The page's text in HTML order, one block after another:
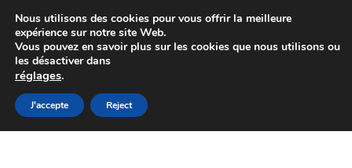
Colissimo livraison à partir de 7 EUR
Du lundi au vendredi de 9 h à 16 h
Aller
à
Aller
au
Nous utilisons des cookies pour vous offrir la meilleure
expérience sur notre site Web.
Vous pouvez en savoir plus sur les cookies que nous utilisons ou
les désactiver dans
réglages.
J'accepte Reject